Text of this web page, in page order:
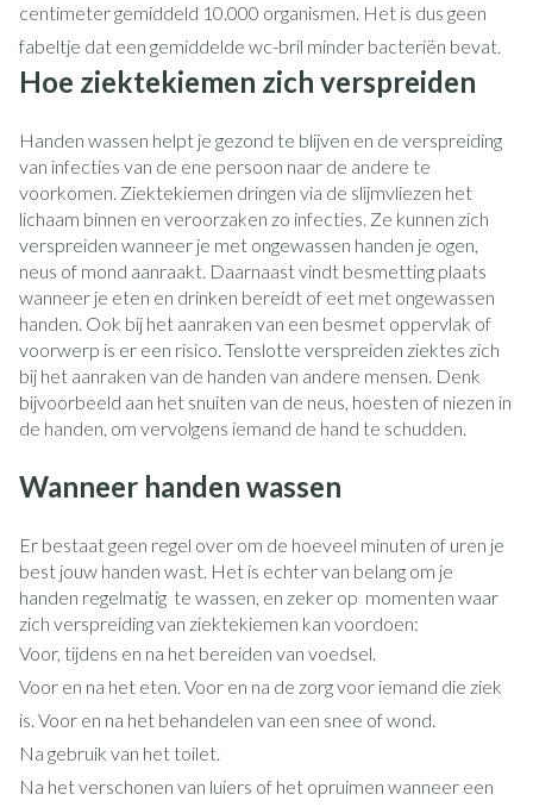
centimeter gemiddeld 10.000 organismen. Het is dus geen
fabeltje dat een gemiddelde wc-bril minder bacteriën bevat.
Hoe ziektekiemen zich verspreiden
Handen wassen helpt je gezond te blijven en de verspreiding
van infecties van de ene persoon naar de andere te
voorkomen. Ziektekiemen dringen via de slijmvliezen het
lichaam binnen en veroorzaken zo infecties. Ze kunnen zich
verspreiden wanneer je met ongewassen handen je ogen,
neus of mond aanraakt. Daarnaast vindt besmetting plaats
wanneer je eten en drinken bereidt of eet met ongewassen
handen. Ook bij het aanraken van een besmet oppervlak of
voorwerp is er een risico. Tenslotte verspreiden ziektes zich
bij het aanraken van de handen van andere mensen. Denk
bijvoorbeeld aan het snuiten van de neus, hoesten of niezen in
de handen, om vervolgens iemand de hand te schudden.
Wanneer handen wassen
Er bestaat geen regel over om de hoeveel minuten of uren je
best jouw handen wast. Het is echter van belang om je
handen regelmatig te wassen, en zeker op momenten waar
zich verspreiding van ziektekiemen kan voordoen:
Voor, tijdens en na het bereiden van voedsel.
Voor en na het eten. Voor en na de zorg voor iemand die ziek
is. Voor en na het behandelen van een snee of wond.
Na gebruik van het toilet.
Na het verschonen van luiers of het opruimen wanneer een